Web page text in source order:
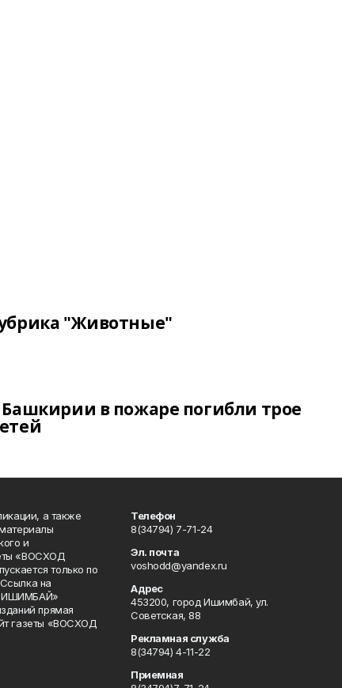
"Животные"
Башкирии в пожаре погибли трое
а также
и
«ВОСХОД
только по
на
ИШИМБАЙ»
прямая
газеты «ВОСХОД
Телефон
8(34794) 7-71-24
Эл. почта
voshodd@yandex.ru
Адрес
453200, город Ишимбай, ул.
Советская, 88
Рекламная служба
8(34794) 4-11-22
Приемная